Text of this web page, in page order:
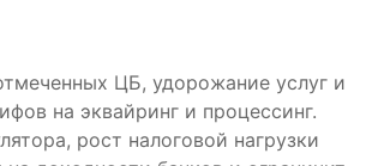
ЦБ, удорожание услуг и
на эквайринг и процессинг.
рост налоговой нагрузки